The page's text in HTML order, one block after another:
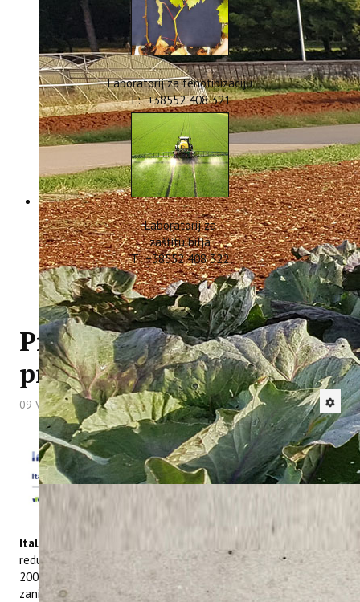
Laboratorij za fenotipizaciju
T: +38552 408 321
Laboratorij za
zaštitu bilja
T: +38552 408 322
Pročitajte deseti bilten
projekta WASTEREDUCE
09 Veljača 2026 Hitova: 787
Institut za poljoprivredu i
turizam kao vodeći partner
na projektu prekogranične
suradnje u okviru Europske
suradnje
INTERREG VI-A
Italija – Hrvatska 2021.-2027
naslova „Integrated waste
reduction strategies and solutions in protected and Natura
2000 areas“ objavljuje deseti bilten projekta. Pročitajte
zanimljivosti koje su se odvile tijekom radnih aktivnosti, a zbir